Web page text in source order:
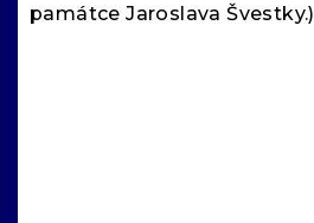
památce Jaroslava Švestky.)